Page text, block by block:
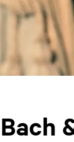
Bach